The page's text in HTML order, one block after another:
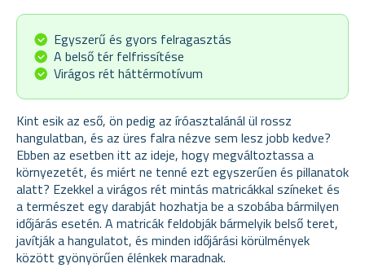
Egyszerű és gyors felragasztás
A belső tér felfrissítése
Virágos rét háttérmotívum
Kint esik az eső, ön pedig az íróasztalánál ül rossz
hangulatban, és az üres falra nézve sem lesz jobb kedve?
Ebben az esetben itt az ideje, hogy megváltoztassa a
környezetét, és miért ne tenné ezt egyszerűen és pillanatok
alatt? Ezekkel a virágos rét mintás matricákkal színeket és
a természet egy darabját hozhatja be a szobába bármilyen
időjárás esetén. A matricák feldobják bármelyik belső teret,
javítják a hangulatot, és minden időjárási körülmények
között gyönyörűen élénkek maradnak.